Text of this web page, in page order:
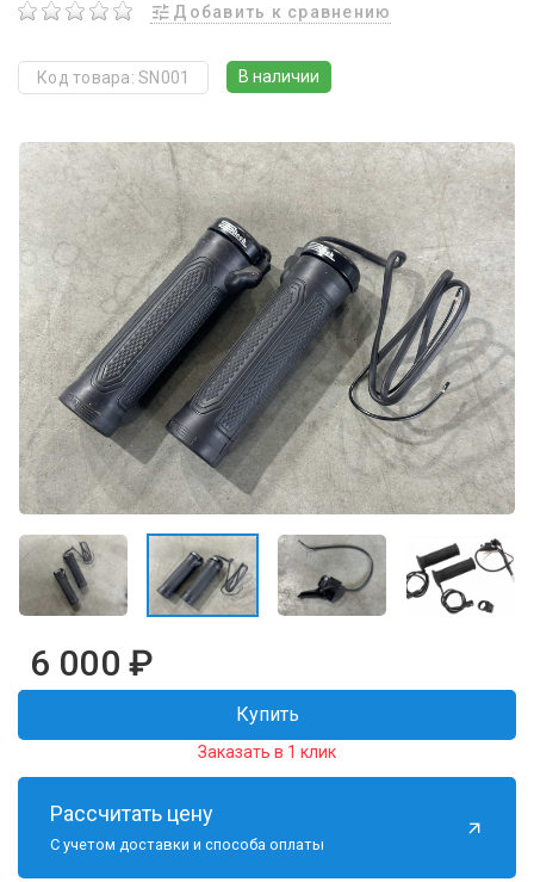
Добавить к сравнению
Код товара: SN001 В наличии
6 000 ₽
Купить
Заказать в 1 клик
Рассчитать цену
С учетом доставки и способа оплаты